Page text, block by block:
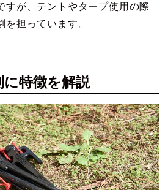
すが、テントやタープ使用の際
を担っています。
特徴を解説